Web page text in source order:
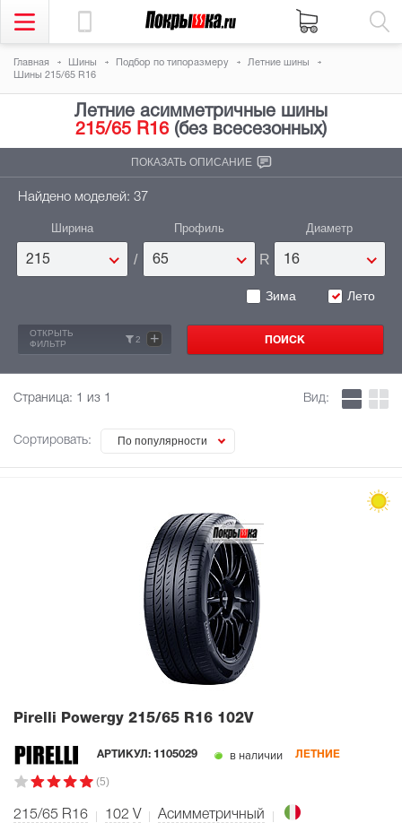
Главная Шины Подбор по типоразмеру
Летние шины
Шины 215/65 R16
Летние асимметричные шины
215/65 R16 (без всесезонных)
ПОКАЗАТЬ ОПИСАНИЕ
Найдено моделей: 37
Ширина
215 /
Профиль
65 R
Диаметр
16
Зима Лето
ОТКРЫТЬ
ФИЛЬТР
2 +
Страница: 1 из 1
Сортировать: По популярности
Вид:
Pirelli Powergy 215/65 R16 102V
АРТИКУЛ: 1105029 в наличии ЛЕТНИЕ
(5)
215/65 R16 102 V Асимметричный